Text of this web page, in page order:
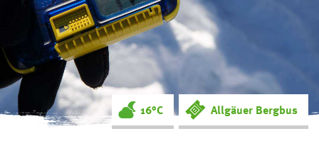
swoboda alpin
Service
Obergünzburg
16°C Allgäuer Bergbus